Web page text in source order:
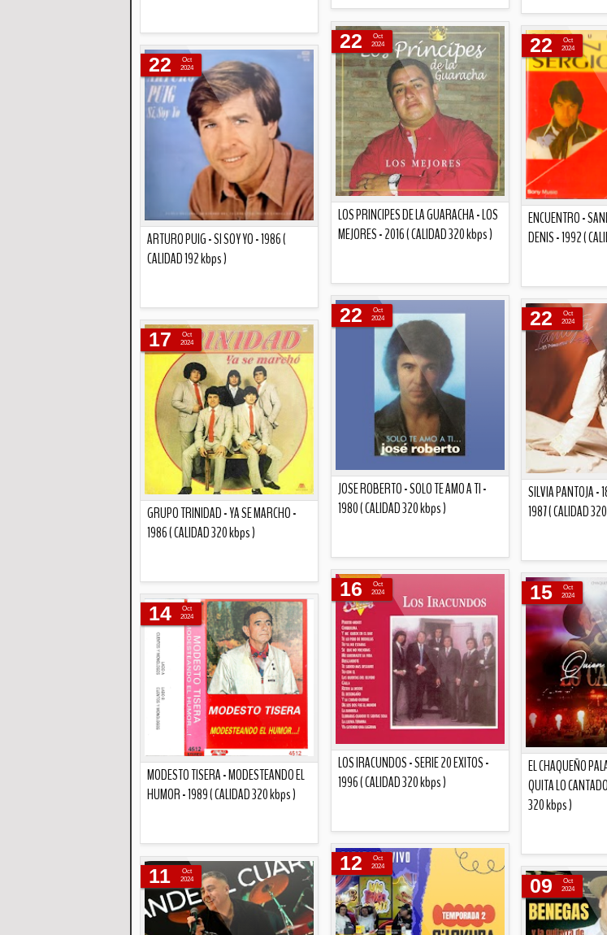
LOS PRINCIPES DE LA GUARACHA - LOS
MEJORES - 2016 ( CALIDAD 320 kbps )
22
Oct
2024
ENCUENTRO -
DENIS - 1992 (
22
Oct
2024
ARTURO PUIG - SI SOY YO - 1986 (
CALIDAD 192 kbps )
22
Oct
2024
JOSE ROBERTO - SOLO TE AMO A TI -
1980 ( CALIDAD 320 kbps )
22
Oct
2024
SILVIA PANTOJA -
1987 ( CALIDAD
22
Oct
2024
GRUPO TRINIDAD - YA SE MARCHO -
1986 ( CALIDAD 320 kbps )
17
Oct
2024
LOS IRACUNDOS - SERIE 20 EXITOS -
1996 ( CALIDAD 320 kbps )
16
Oct
2024
EL CHAQUEÑO
QUITA LO
320 kbps )
15
Oct
2024
MODESTO TISERA - MODESTEANDO EL
HUMOR - 1989 ( CALIDAD 320 kbps )
14
Oct
2024
12
Oct
2024
11
Oct
2024
09
Oct
2024